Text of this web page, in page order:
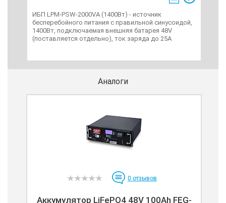
ИБП LPM-PSW-2000VA (1400Вт) - источник
бесперебойного питания с правильной синусоидой,
1400Вт, подключаемая внешняя батарея 48V
(поставляется отдельно), ток заряда до 25А
Аналоги
0 отзывов
Аккумулятор LiFePO4 48V 100Ah FEG-